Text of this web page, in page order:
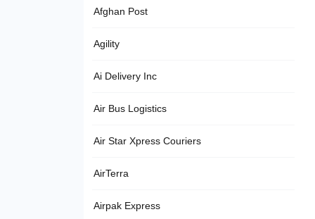
Afghan Post
Agility
Ai Delivery Inc
Air Bus Logistics
Air Star Xpress Couriers
AirTerra
Airpak Express